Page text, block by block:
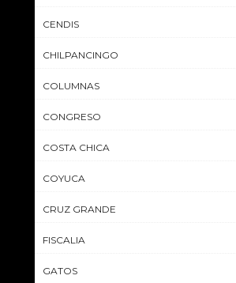
CENDIS
CHILPANCINGO
COLUMNAS
CONGRESO
COSTA CHICA
COYUCA
CRUZ GRANDE
FISCALIA
GATOS